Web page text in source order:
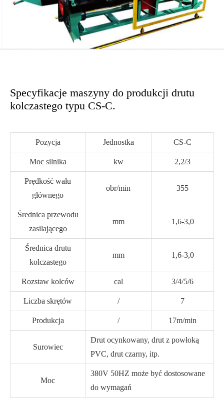
Specyfikacje maszyny do produkcji drutu
kolczastego typu CS-C.
Pozycja Jednostka CS-C
Moc silnika kw 2,2/3
Prędkość wału
głównego
obr/min 355
Średnica przewodu
zasilającego
mm 1,6-3,0
Średnica drutu
kolczastego
mm 1,6-3,0
Rozstaw kolców cal 3/4/5/6
Liczba skrętów / 7
Produkcja / 17m/min
Surowiec
Drut ocynkowany, drut z powłoką
PVC, drut czarny, itp.
Moc
380V 50HZ może być dostosowane
do wymagań